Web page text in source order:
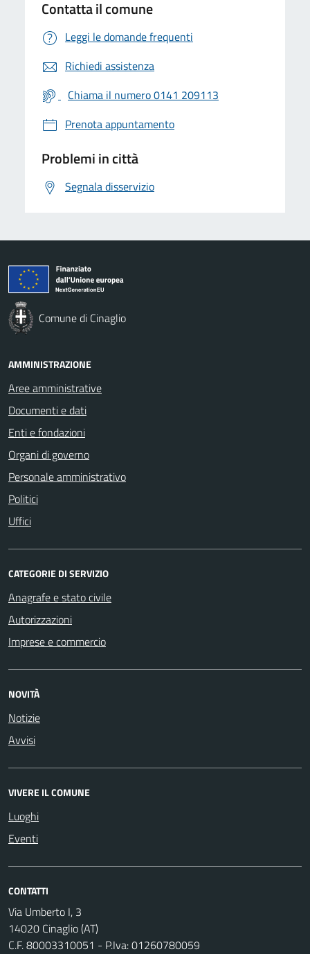
Contatta il comune
Leggi le domande frequenti
Richiedi assistenza
Chiama il numero 0141 209113
Prenota appuntamento
Problemi in città
Segnala disservizio
Comune di Cinaglio
AMMINISTRAZIONE
Aree amministrative
Documenti e dati
Enti e fondazioni
Organi di governo
Personale amministrativo
Politici
Uffici
CATEGORIE DI SERVIZIO
Anagrafe e stato civile
Autorizzazioni
Imprese e commercio
NOVITÀ
Notizie
Avvisi
VIVERE IL COMUNE
Luoghi
Eventi
CONTATTI
Via Umberto I, 3
14020 Cinaglio (AT)
C.F. 80003310051 - P.Iva: 01260780059